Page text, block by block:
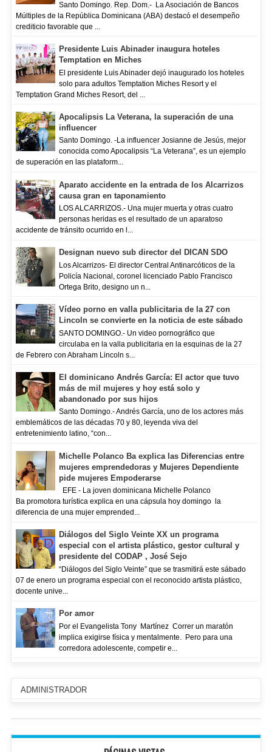
Santo Domingo. Rep. Dom.- La Asociación de Bancos
Múltiples de la República Dominicana (ABA) destacó el desempeño
crediticio favorable que ...
Presidente Luis Abinader inaugura hoteles
Temptation en Miches
El presidente Luis Abinader dejó inaugurado los hoteles
solo para adultos Temptation Miches Resort y el
Temptation Grand Miches Resort, del ...
Apocalipsis La Veterana, la superación de una
influencer
Santo Domingo. -La influencer Josianne de Jesús, mejor
conocida como Apocalipsis “La Veterana”, es un ejemplo
de superación en las plataform...
Aparato accidente en la entrada de los Alcarrizos
causa gran en taponamiento
LOS ALCARRIZOS.- Una mujer muerta y otras cuatro
personas heridas es el resultado de un aparatoso
accidente de tránsito ocurrido en l...
Designan nuevo sub director del DICAN SDO
Los Alcarrizos- El director Central Antinarcóticos de la
Policía Nacional, coronel licenciado Pablo Francisco
Ortega Brito, designo un n...
Vídeo porno en valla publicitaria de la 27 con
Lincoln se convierte en la noticia de este sábado
SANTO DOMINGO.- Un video pornográfico que
circulaba en la valla publicitaria en la esquinas de la 27
de Febrero con Abraham Lincoln s...
El dominicano Andrés García: El actor que tuvo
más de mil mujeres y hoy está solo y
abandonado por sus hijos
Santo Domingo.- Andrés García, uno de los actores más
emblemáticos de las décadas 70 y 80, leyenda viva del
entretenimiento latino, “con...
Michelle Polanco Ba explica las Diferencias entre
mujeres emprendedoras y Mujeres Dependiente
pide mujeres Empoderarse
EFE - La joven dominicana Michelle Polanco
Ba promotora turística explica en una cápsula hoy domingo la
diferencia de una mujer emprended...
Diálogos del Siglo Veinte XX un programa
especial con el artista plástico, gestor cultural y
presidente del CODAP , José Sejo
“Diálogos del Siglo Veinte” que se trasmitirá este sábado
07 de enero un programa especial con el reconocido artista plástico,
docente unive...
Por amor
Por el Evangelista Tony Martínez Correr un maratón
implica exigirse física y mentalmente. Pero para una
corredora adolescente, competir e...
ADMINISTRADOR